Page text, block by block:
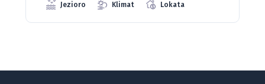
Jezioro Klimat Lokata